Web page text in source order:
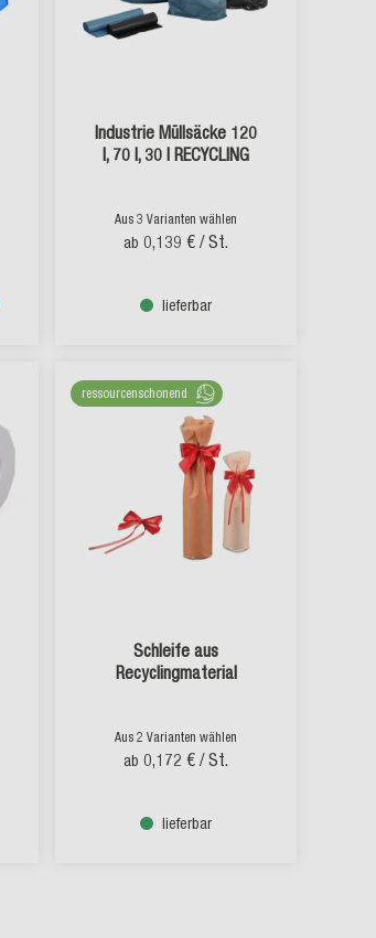
Industrie Müllsäcke 120
l, 70 l, 30 l RECYCLING
Aus 3 Varianten wählen
ab 0,139 € / St.
lieferbar
ressourcenschonend
Schleife aus
Recyclingmaterial
Aus 2 Varianten wählen
ab 0,172 € / St.
lieferbar